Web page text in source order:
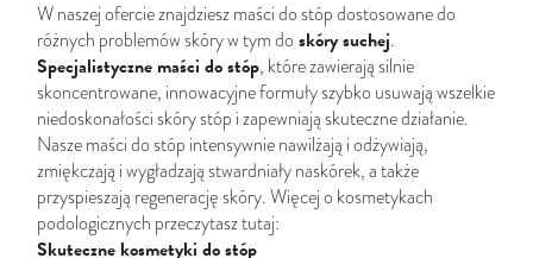
W naszej ofercie znajdziesz maści do stóp dostosowane do
różnych problemów skóry w tym doskóry suchej.
Specjalistyczne maści do stóp, które zawierają silnie
skoncentrowane, innowacyjne formuły szybko usuwają wszelkie
niedoskonałości skóry stóp i zapewniają skuteczne działanie.
Nasze maści do stóp intensywnienawilżają i odżywiają,
zmiękczają i wygładzają stwardniały naskórek, a także
przyspieszają regenerację skóry. Więcej o kosmetykach
podologicznych przeczytasz tutaj:
Skuteczne kosmetyki do stóp